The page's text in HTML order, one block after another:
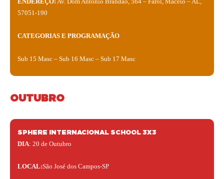
57051-190
CATEGORIAS E PROGRAMAÇÃO
Sub 15 Masc – Sub 16 Masc – Sub 17 Masc
OUTUBRO
SPHERE INTERNACIONAL SCHOOL 3X3
DIA: 20 de Outubro
LOCAL:São José dos Campos-SP